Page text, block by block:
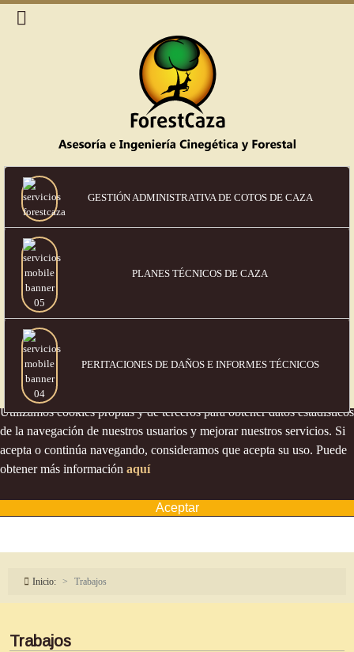
GESTIÓN ADMINISTRATIVA DE COTOS DE CAZA
PLANES TÉCNICOS DE CAZA
PERITACIONES DE DAÑOS E INFORMES TÉCNICOS
Política de cookies
Utilizamos cookies propias y de terceros para obtener datos estadísticos
de la navegación de nuestros usuarios y mejorar nuestros servicios. Si
acepta o continúa navegando, consideramos que acepta su uso. Puede
obtener más información aquí
Aceptar
Inicio: Trabajos
Trabajos